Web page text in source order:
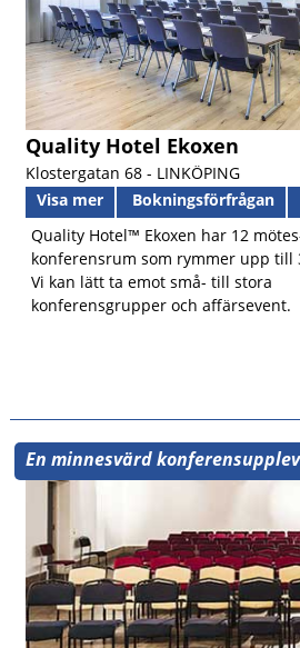
Quality Hotel Ekoxen
Klostergatan 68 - LINKÖPING
Visa mer
Bokningsförfrågan
Quality Hotel™ Ekoxen har 12
konferensrum som rymmer upp till
Vi kan lätt ta emot små- till stora
konferensgrupper och affärsevent.
En minnesvärd